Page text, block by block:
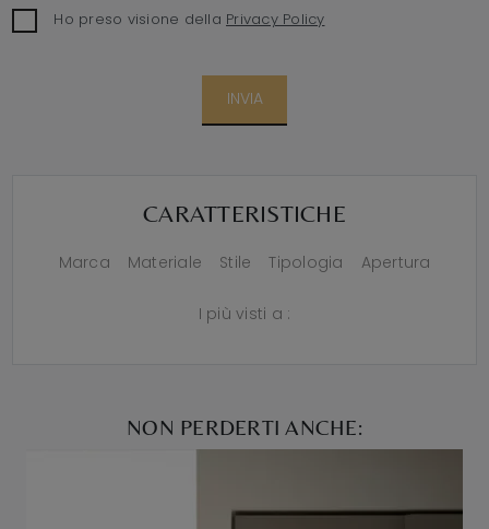
Ho preso visione della Privacy Policy
INVIA
CARATTERISTICHE
Marca Materiale Stile Tipologia Apertura
I più visti a :
NON PERDERTI ANCHE: